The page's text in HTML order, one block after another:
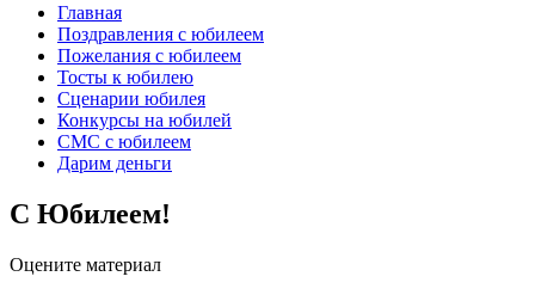
Главная
Поздравления с юбилеем
Пожелания с юбилеем
Тосты к юбилею
Сценарии юбилея
Конкурсы на юбилей
СМС с юбилеем
Дарим деньги
С Юбилеем!
Оцените материал